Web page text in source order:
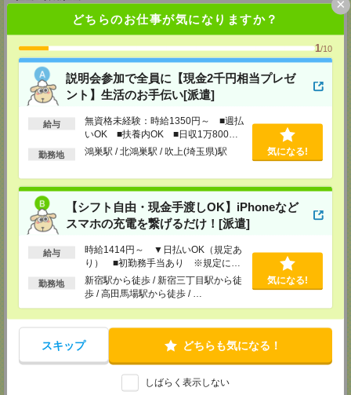
どちらのお仕事が気になりますか？
1/10
説明会参加で全員に【現金2千円相当プレゼ
ント】生活のお手伝い[派遣]
給与
無資格未経験：時給1350円～ ■週払
いOK ■扶養内OK ■日収1万800円
以上
勤務地 鴻巣駅 / 北鴻巣駅 / 吹上(埼玉県)駅 気になる!
【シフト自由・現金手渡しOK】iPhoneなど
スマホの充電を繋げるだけ！[派遣]
給与
時給1414円～ ▼日払いOK（規定あ
り） ■初勤務手当あり ※規定によ
る
勤務地
新宿駅から徒歩 / 新宿三丁目駅から徒
歩 / 高田馬場駅から徒歩 / …
気になる!
スキップ どちらも気になる！
しばらく表示しない
×
メディカルケア事業部 柏オフィス
千葉県柏市末広町5-19 第12関口ビル7F 705号室
TEL：0120-935-218
MAIL：tenshoku@nikken-ts.jp
担当：採用担当
メディカルケア事業部 新宿オフィス
TEL：0120-457-235
tenshoku@nikken-ts.jp
東京都立川市錦町1-12-14
TEL：0120-934-200
MAIL：tenshoku@nikken-ts.jp
担当：採用担当
メディカルケア事業部 町田オフィス
東京都町田市森野1-7-23 大樹生命町田ビル6F
TEL：0120-453-285
MAIL：tenshoku@nikken-ts.jp
メディカルケア事業部 横浜オフィス
神奈川県横浜市保土ケ谷区神戸町134 横浜ビジネスパークサウスタワー
2F B区画